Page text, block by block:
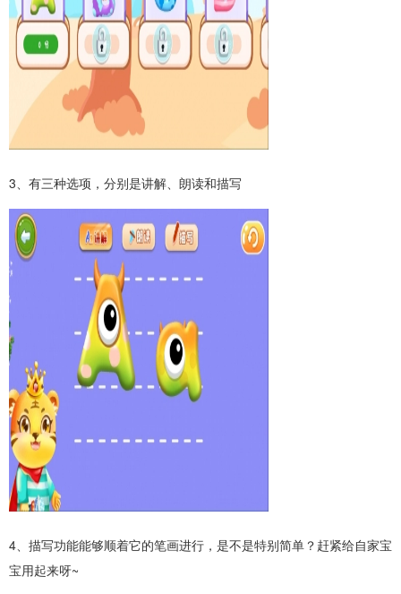
3、有三种选项，分别是讲解、朗读和描写
4、描写功能能够顺着它的笔画进行，是不是特别简单？赶紧给自家宝
宝用起来呀~